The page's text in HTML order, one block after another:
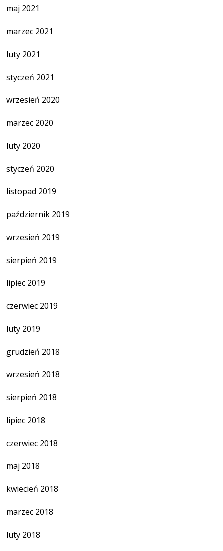
maj 2021
marzec 2021
luty 2021
styczeń 2021
wrzesień 2020
marzec 2020
luty 2020
styczeń 2020
listopad 2019
październik 2019
wrzesień 2019
sierpień 2019
lipiec 2019
czerwiec 2019
luty 2019
grudzień 2018
wrzesień 2018
sierpień 2018
lipiec 2018
czerwiec 2018
maj 2018
kwiecień 2018
marzec 2018
luty 2018